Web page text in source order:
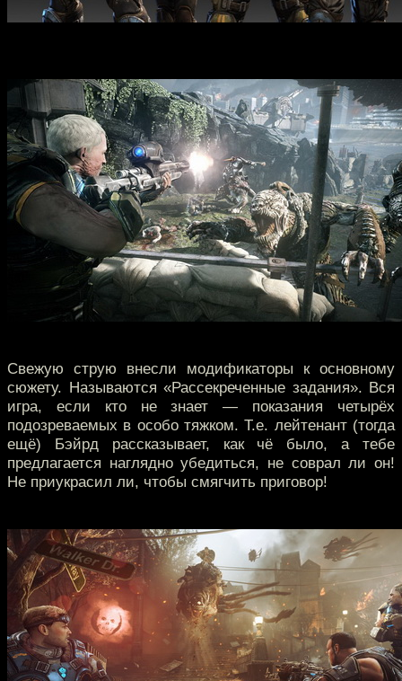
Свежую струю внесли модификаторы к основному
сюжету. Называются «Рассекреченные задания». Вся
игра, если кто не знает — показания четырёх
подозреваемых в особо тяжком. Т.е. лейтенант (тогда
ещё) Бэйрд рассказывает, как чё было, а тебе
предлагается наглядно убедиться, не соврал ли он!
Не приукрасил ли, чтобы смягчить приговор!